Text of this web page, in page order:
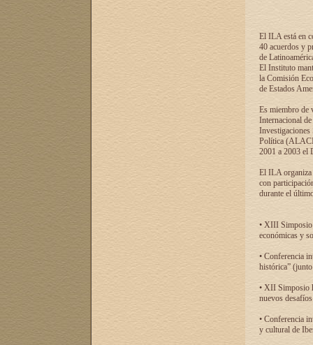
El ILA está en
40 acuerdos y
de
El Instituto
la Comisión
de Estados
Es miembro de
Internacional
Investigaciones
Política
2001 a 2003 el
El ILA organiza
con
durante el
• XIII Simposio
económicas y
• Conferencia
histórica”
• XII Simposio
nuevos
• Conferencia
y cultural de